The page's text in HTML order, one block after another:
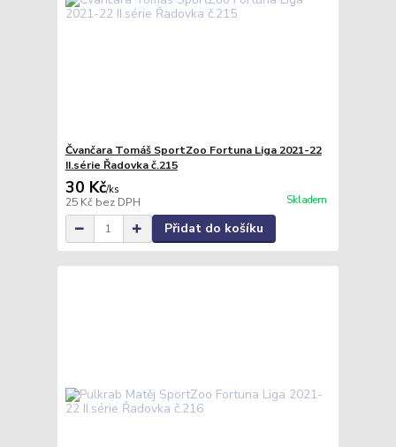
Čvančara Tomáš SportZoo Fortuna Liga 2021-22
II.série Řadovka č.215
30 Kč/ks
25 Kč bez DPH Skladem
Přidat do košíku